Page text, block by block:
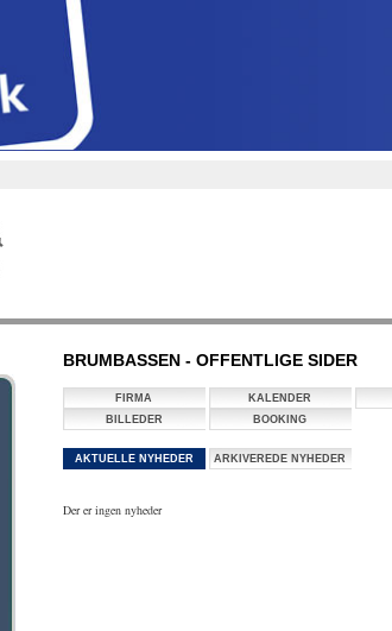
BRUMBASSEN - OFFENTLIGE SIDER
FIRMA KALENDER
BILLEDER
BOOKING
AKTUELLE NYHEDER ARKIVEREDE NYHEDER
Der er ingen nyheder